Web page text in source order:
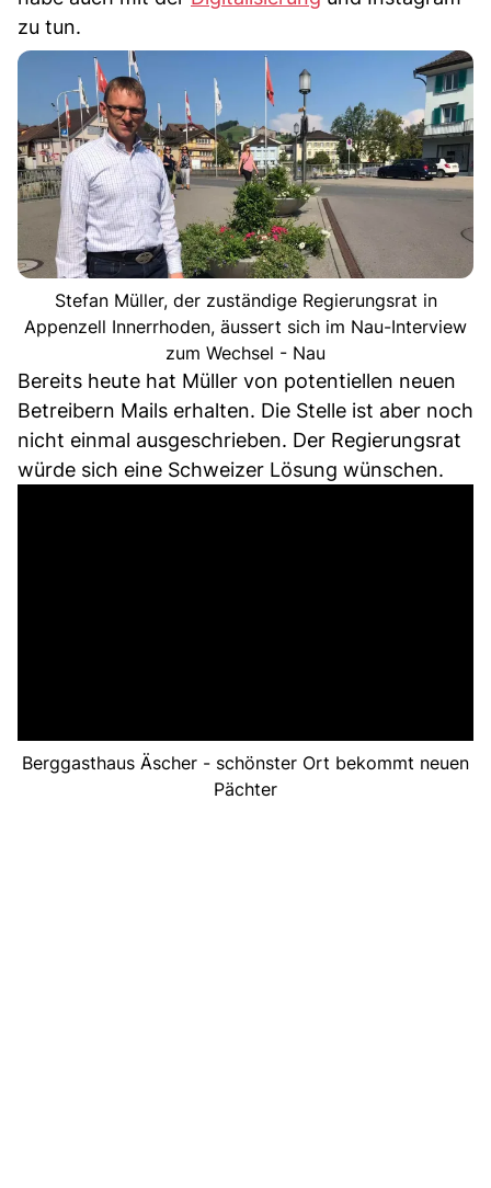
zu tun.
Stefan Müller, der zuständige Regierungsrat in
Appenzell Innerrhoden, äussert sich im Nau-Interview
zum Wechsel - Nau
Bereits heute hat Müller von potentiellen neuen
Betreibern Mails erhalten. Die Stelle ist aber noch
nicht einmal ausgeschrieben. Der Regierungsrat
würde sich eine Schweizer Lösung wünschen.
Berggasthaus Äscher - schönster Ort bekommt neuen
Pächter